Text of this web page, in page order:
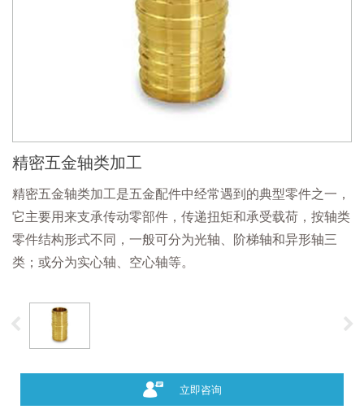
精密五金轴类加工
精密五金轴类加工是五金配件中经常遇到的典型零件之一，
它主要用来支承传动零部件，传递扭矩和承受载荷，按轴类
零件结构形式不同，一般可分为光轴、阶梯轴和异形轴三
类；或分为实心轴、空心轴等。
立即咨询